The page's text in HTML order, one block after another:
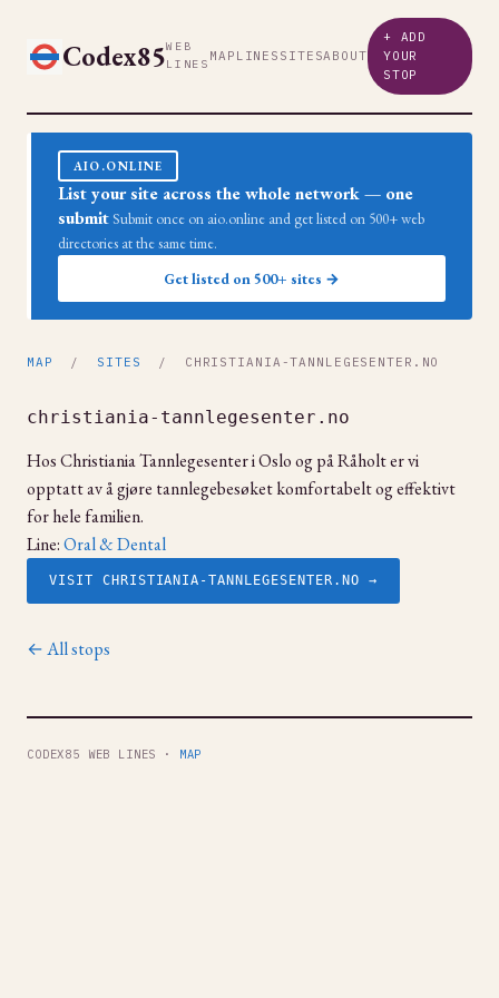
Codex85WEB
LINES MAP LINES SITESABOUT
+ ADD
YOUR
STOP
AIO.ONLINE
List your site across the whole network — one
submit Submit once on aio.online and get listed on 500+ web
directories at the same time.
Get listed on 500+ sites →
MAP / SITES / CHRISTIANIA-TANNLEGESENTER.NO
christiania-tannlegesenter.no
Hos Christiania Tannlegesenter i Oslo og på Råholt er vi
opptatt av å gjøre tannlegebesøket komfortabelt og effektivt
for hele familien.
Line:Oral & Dental
VISIT CHRISTIANIA-TANNLEGESENTER.NO →
← All stops
CODEX85 WEB LINES · MAP